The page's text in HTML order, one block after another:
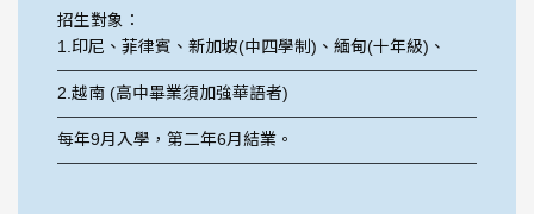
招生對象：
1.印尼、菲律賓、新加坡(中四學制)、緬甸(十年級)、
2.越南 (高中畢業須加強華語者)
每年9月入學，第二年6月結業。